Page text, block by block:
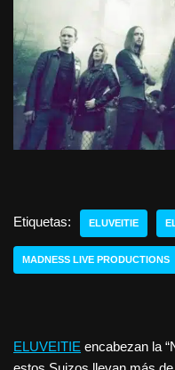
Etiquetas: ELUVEITIE
MADNESS LIVE PRODUCTIONS
ELUVEITIE encabezan la